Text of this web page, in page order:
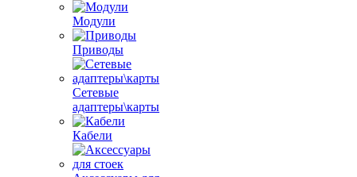
Модули
Приводы
Сетевые
адаптеры\карты
Кабели